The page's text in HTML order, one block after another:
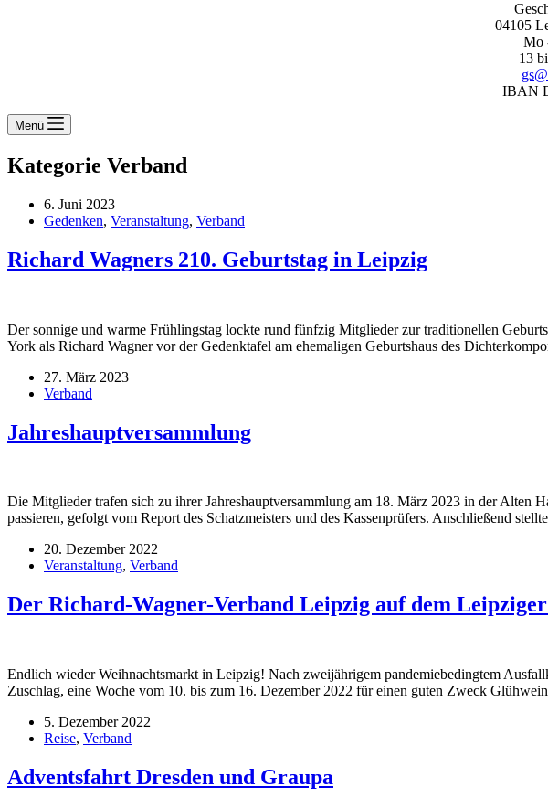
04105
Mo
13
IBAN
Menü
Kategorie Verband
6. Juni 2023
Gedenken, Veranstaltung, Verband
Richard Wagners 210. Geburtstag in Leipzig
Der sonnige und warme Frühlingstag lockte rund fünfzig Mitglieder zur traditionellen
York als Richard Wagner vor der Gedenktafel am ehemaligen Geburtshaus des
27. März 2023
Verband
Jahreshauptversammlung
Die Mitglieder trafen sich zu ihrer Jahreshauptversammlung am 18. März 2023 in der Alten
passieren, gefolgt vom Report des Schatzmeisters und des Kassenprüfers. Anschließend
20. Dezember 2022
Veranstaltung, Verband
Der Richard-Wagner-Verband Leipzig auf dem
Endlich wieder Weihnachtsmarkt in Leipzig! Nach zweijährigem pandemiebedingtem
Zuschlag, eine Woche vom 10. bis zum 16. Dezember 2022 für einen guten Zweck
5. Dezember 2022
Reise, Verband
Adventsfahrt Dresden und Graupa